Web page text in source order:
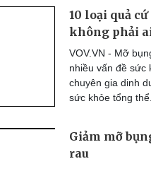
10 loại quả
không phải
VOV.VN - Mỡ
nhiều vấn đề sức
chuyên gia dinh
sức khỏe tổng thể.
Giảm mỡ
rau